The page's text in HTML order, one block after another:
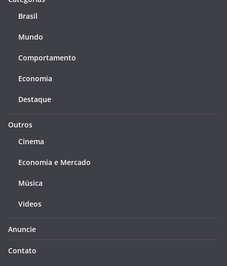
Brasil
Mundo
Comportamento
Economia
Destaque
Outros
Cinema
Economia e Mercado
Música
Videos
Anuncie
Contato